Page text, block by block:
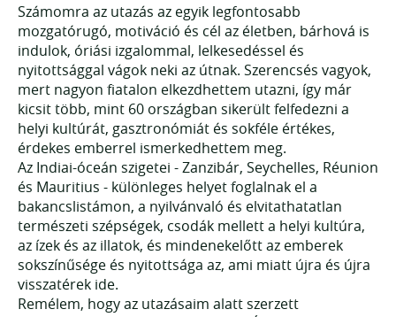
Számomra az utazás az egyik legfontosabb
mozgatórugó, motiváció és cél az életben, bárhová is
indulok, óriási izgalommal, lelkesedéssel és
nyitottsággal vágok neki az útnak. Szerencsés vagyok,
mert nagyon fiatalon elkezdhettem utazni, így már
kicsit több, mint 60 országban sikerült felfedezni a
helyi kultúrát, gasztronómiát és sokféle értékes,
érdekes emberrel ismerkedhettem meg.
Az Indiai-óceán szigetei - Zanzibár, Seychelles, Réunion
és Mauritius - különleges helyet foglalnak el a
bakancslistámon, a nyilvánvaló és elvitathatatlan
természeti szépségek, csodák mellett a helyi kultúra,
az ízek és az illatok, és mindenekelőtt az emberek
sokszínűsége és nyitottsága az, ami miatt újra és újra
visszatérek ide.
Remélem, hogy az utazásaim alatt szerzett